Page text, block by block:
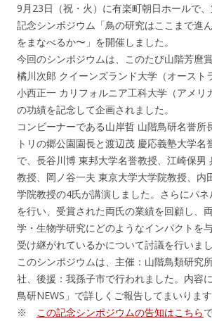
9月23日（祝・火）に有楽町朝日ホールで
記念シンポジウム「鳥の研究はここまで進
をまなべるか〜」を開催しました。
今回のシンポジウムは、このたび山階芳麿
橘川次郎 クイーンズランド大学（オースト
小西正一 カリフォルニア工科大学（アメリ
の功績を記念して企画されました。
コンビーナーである山岸哲 山階鳥研名誉所
トリの郷公園園長と渡辺茂 慶応義塾大学名
で、長谷川博 東邦大学名誉教授、江崎保男
教授、岡ノ谷一夫 東京大学大学院教授、内
学院教授の4氏が講演しました。さらにパ
を行い、受賞された両氏の業績を回顧し、
学・生物学研究にどのようなインパクトを
受け継がれているかについて討議を行いまし
このシンポジウムは、主催：山階鳥類研究
社、後援：我孫子市で行われました。内容
鳥研NEWS」で詳しくご報告してまいります
※ この記念シンポジウムの告知はこちら